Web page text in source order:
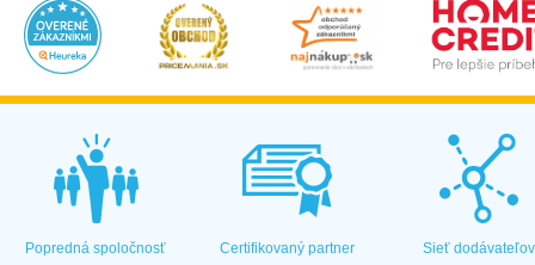
Popredná spoločnosť Certifikovaný partner Sieť dodávateľov